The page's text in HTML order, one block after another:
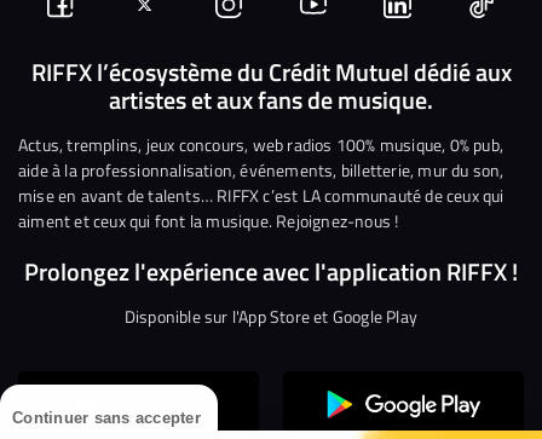
Continuer sans accepter
Suivez-
nous
Facebook
Suivez-
nous
sur
Twitter
Nous
rejoindre
sur
Instagram
Nous
rejoindre
sur
YouTube
Nous
rejoindre
sur
Linkedin
Nous
RIFFX l’écosystème du Crédit Mutuel dédié aux
artistes et aux fans de musique.
Actus, tremplins, jeux concours, web radios 100% musique, 0% pub,
aide à la professionnalisation, événements, billetterie, mur du son,
mise en avant de talents… RIFFX c’est LA communauté de ceux qui
aiment et ceux qui font la musique. Rejoignez-nous !
Prolongez l'expérience avec l'application RIFFX !
Disponible sur l'App Store et Google Play